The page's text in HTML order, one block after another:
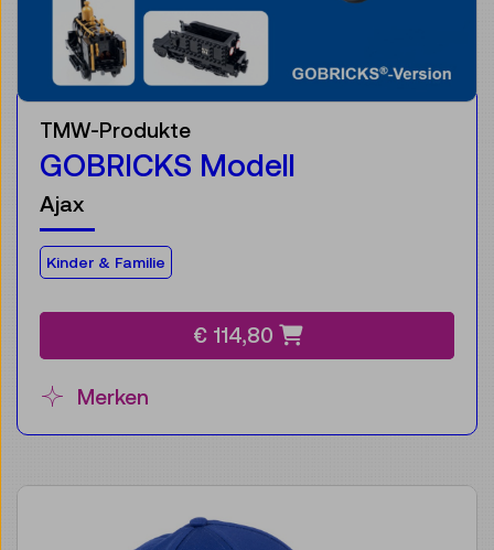
TMW-Produkte
GOBRICKS Modell
Ajax
Für die Zielgruppe:
Kinder & Familie
€ 114,80
Merken